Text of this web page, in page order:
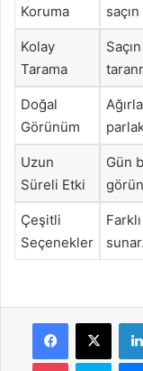
Koruma
Kolay
Tarama
Doğal
Görünüm
Uzun
Süreli Etki
Gün
Çeşitli
Seçenekler
sunar.
Facebook
X
Pocket